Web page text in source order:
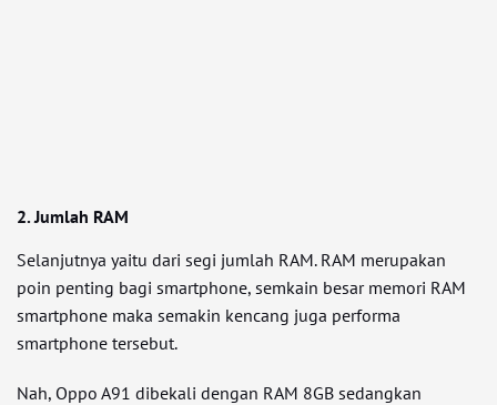
2. Jumlah RAM
Selanjutnya yaitu dari segi jumlah RAM. RAM merupakan
poin penting bagi smartphone, semkain besar memori RAM
smartphone maka semakin kencang juga performa
smartphone tersebut.
Nah, Oppo A91 dibekali dengan RAM 8GB sedangkan